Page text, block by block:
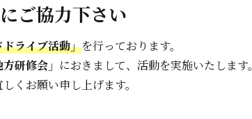
ご協力下さい
ライブ活動」を行っております。
研修会」 におきまして、活動を実施いたします。
くお願い申し上げます。